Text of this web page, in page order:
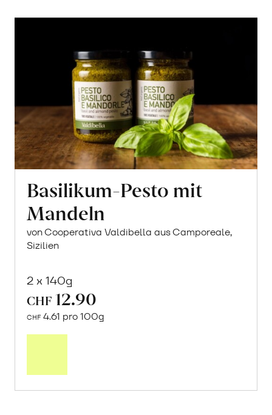
Basilikum-Pesto mit
Mandeln
von Cooperativa Valdibella aus Camporeale,
Sizilien
2 x 140g
CHF 12.90
CHF 4.61 pro 100g